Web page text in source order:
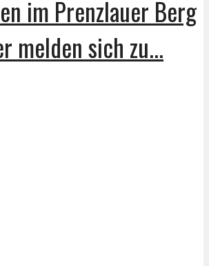
im Prenzlauer Berg
melden sich zu...